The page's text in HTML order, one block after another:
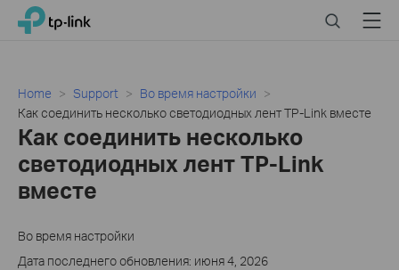
Click
navigation
TP-Link, Reliably Smart SearchMenu
Home Support
Во время настройки
Как соединить несколько светодиодных лент TP-Link вместе
Как соединить несколько
светодиодных лент TP-Link
вместе
Во время настройки
Дата последнего обновления: июня 4, 2026